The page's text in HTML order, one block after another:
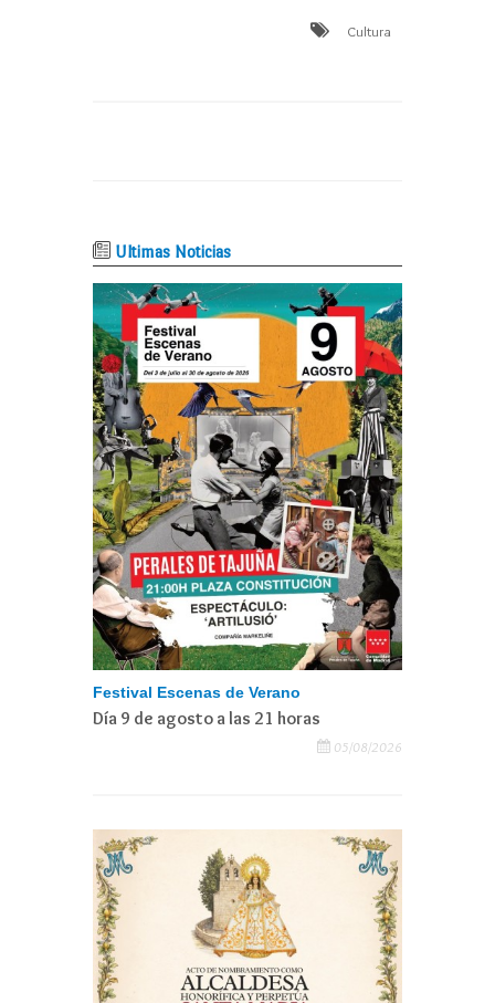
Cultura
Ultimas Noticias
Festival Escenas de Verano
Día 9 de agosto a las 21 horas
05/08/2026